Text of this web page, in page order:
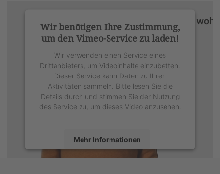
Wir benötigen Ihre Zustimmung,
um den Vimeo-Service zu laden!
Wir verwenden einen Service eines
Drittanbieters, um Videoinhalte einzubetten.
Dieser Service kann Daten zu Ihren
Aktivitäten sammeln. Bitte lesen Sie die
Details durch und stimmen Sie der Nutzung
des Service zu, um dieses Video anzusehen.
Mehr Informationen